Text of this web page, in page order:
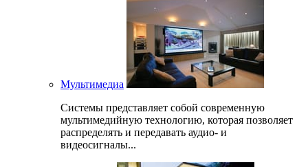
Мультимедиа
Системы представляет собой современную
мультимедийную технологию, которая позволяет
распределять и передавать аудио- и
видеосигналы...